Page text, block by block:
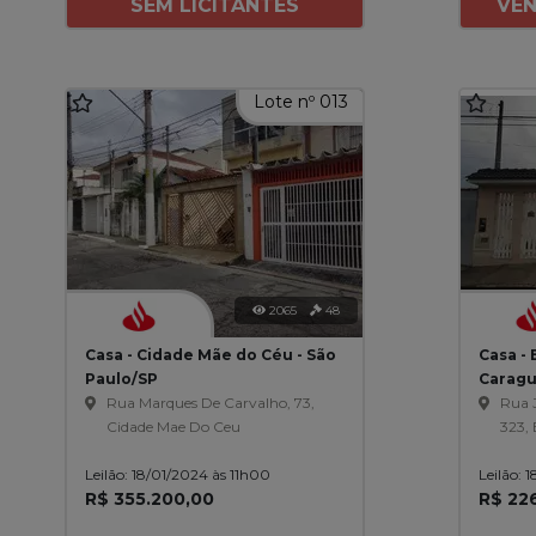
SEM LICITANTES
Lote nº 013
2065 48
Casa - Cidade Mãe do Céu - São
Paulo/SP
Rua Marques De Carvalho, 73,
Cidade Mae Do Ceu
Leilão: 18/01/2024 às 11h00
R$ 355.200,00
Casa -
Rua
323,
Leilão:
R$